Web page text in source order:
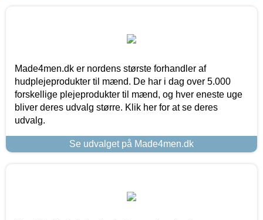
Made4men.dk er nordens største forhandler af
hudplejeprodukter til mænd. De har i dag over 5.000
forskellige plejeprodukter til mænd, og hver eneste uge
bliver deres udvalg større. Klik her for at se deres
udvalg.
Se udvalget på Made4men.dk